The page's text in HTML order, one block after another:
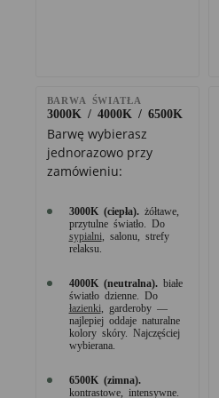
BARWA ŚWIATŁA
3000K / 4000K / 6500K
Barwę wybierasz
jednorazowo przy
zamówieniu:
3000K (ciepła).
żółtawe,
przytulne światło. Do
sypialni , salonu, strefy
relaksu.
4000K (neutralna).
białe
światło dzienne. Do
łazienki , garderoby —
najlepiej oddaje naturalne
kolory skóry. Najczęściej
wybierana.
6500K (zimna).
kontrastowe, intensywne.